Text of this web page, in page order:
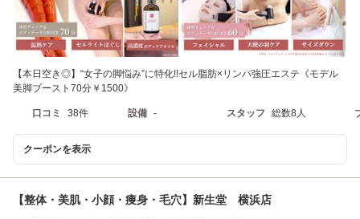
【本日空き◎】“女子の脚悩み”に特化!!セル脂肪×リンパ強圧エステ《モデル
美脚ブースト70分￥1500》
口コミ 38件 設備 - スタッフ 総数8人
クーポンを表示
【整体・美肌・小顔・痩身・毛穴】新生堂 横浜店